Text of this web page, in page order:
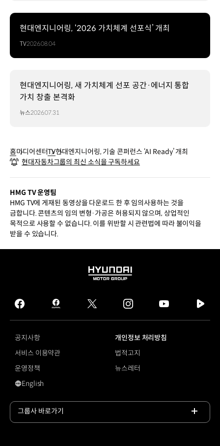
현대엔지니어링, ‘2026 가치체계 선포식’ 개최
TV2026.08.04
현대엔지니어링, 새 가치체계 선포 공간·에너지 통합
가치 창출 본격화
뉴스2026.07.31
홈미디어센터TV현대엔지니어링, 기술 콘퍼런스 ‘AI Ready’ 개최
현대자동차그룹의 최신 소식을 구독하세요
HMG TV 운영팀
HMG TV에 게재된 동영상을 다운로드 한 후 임의사용하는 것을
금합니다. 콘텐츠의 임의 변형·가공은 허용되지 않으며, 상업적인
목적으로 사용할 수 없습니다. 이를 위반할 시 관련법에 따라 불이익을
받을 수 있습니다.
HYUNDAI
GROUP
facebook
hmg
journal
twitter instagram
tv
공지사항
개인정보 처리방침
서비스 이용약관
법적고지
운영정책
뉴스레터
영문 사이트로 이동
English
그룹사 바로가기